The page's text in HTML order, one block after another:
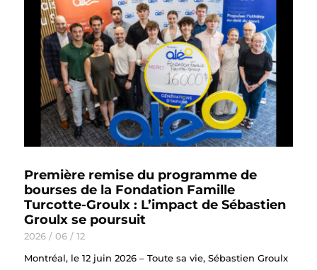
Première remise du programme de
bourses de la Fondation Famille
Turcotte-Groulx : L’impact de Sébastien
Groulx se poursuit
2026 / 06 / 12
Montréal, le 12 juin 2026 – Toute sa vie, Sébastien Groulx